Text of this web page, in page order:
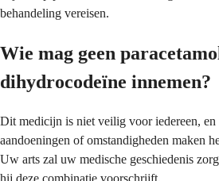
behandeling vereisen.
Wie mag geen
dihydrocodeïne innemen?
Dit medicijn is niet veilig voor iedereen, en
aandoeningen of omstandigheden maken
Uw arts zal uw medische geschiedenis
hij deze combinatie voorschrijft.